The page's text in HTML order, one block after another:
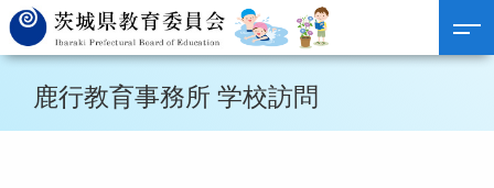
鹿行教育事務所 学校訪問